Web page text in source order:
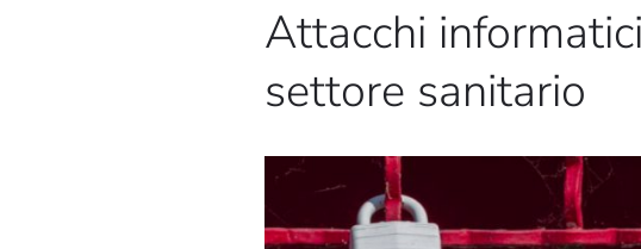
Attacchi
settore sanitario